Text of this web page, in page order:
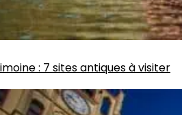
: 7 sites antiques à visiter